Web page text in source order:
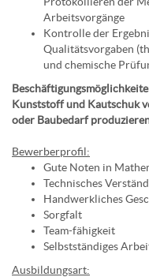
Arbeitsvorgänge
Kontrolle der
Qualitätsvorgaben
und chemische
Kunststoff und Kautschuk
oder Baubedarf
Bewerberprofil:
Gute Noten in
Technisches
Handwerkliches
Sorgfalt
Team-fähigkeit
Selbstständiges
Ausbildungsart: